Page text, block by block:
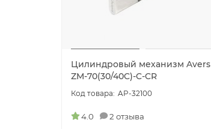
Цилиндровый механизм Avers
ZM-70(30/40C)-C-CR
AP-32100
4.0 2 отзыва